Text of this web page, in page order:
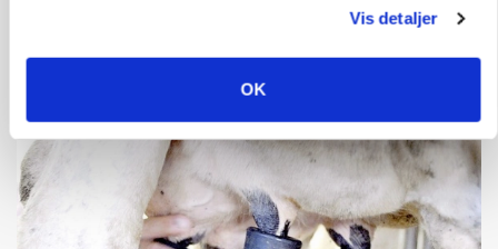
Vis detaljer
OK
Loading...